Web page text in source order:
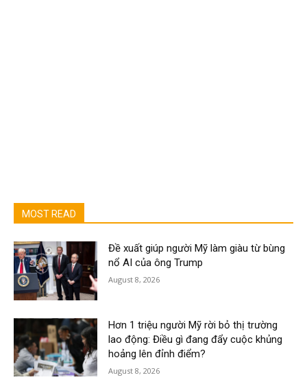
MOST READ
Đề xuất giúp người Mỹ làm giàu từ bùng
nổ AI của ông Trump
August 8, 2026
Hơn 1 triệu người Mỹ rời bỏ thị trường
lao động: Điều gì đang đẩy cuộc khủng
hoảng lên đỉnh điểm?
August 8, 2026